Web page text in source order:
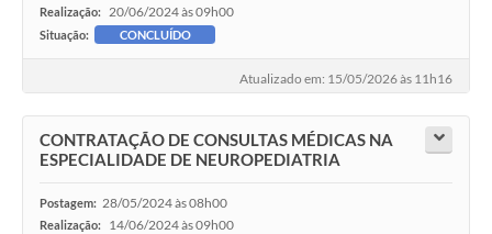
Realização: 20/06/2024 às 09h00
Situação: CONCLUÍDO
Atualizado em: 15/05/2026 às 11h16
CONTRATAÇÃO DE CONSULTAS MÉDICAS NA
ESPECIALIDADE DE NEUROPEDIATRIA
Postagem: 28/05/2024 às 08h00
Realização: 14/06/2024 às 09h00